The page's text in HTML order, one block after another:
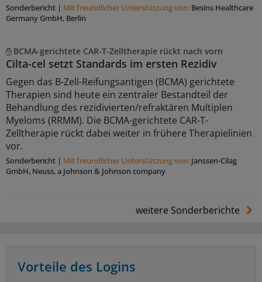
Sonderbericht | Mit freundlicher Unterstützung von: Besins Healthcare
Germany GmbH, Berlin
BCMA-gerichtete CAR-T-Zelltherapie rückt nach vorn
Cilta-cel setzt Standards im ersten Rezidiv
Gegen das B-Zell-Reifungsantigen (BCMA) gerichtete
Therapien sind heute ein zentraler Bestandteil der
Behandlung des rezidivierten/refraktären Multiplen
Myeloms (RRMM). Die BCMA-gerichtete CAR-T-
Zelltherapie rückt dabei weiter in frühere Therapielinien
vor.
Sonderbericht | Mit freundlicher Unterstützung von: Janssen-Cilag
GmbH, Neuss, a Johnson & Johnson company
weitere Sonderberichte
Vorteile des Logins